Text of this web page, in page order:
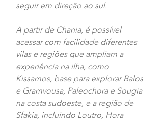
seguir em direção ao sul.
A partir de Chania, é possível
acessar com facilidade diferentes
vilas e regiões que ampliam a
experiência na ilha, como
Kissamos, base para explorar Balos
e Gramvousa, Paleochora e Sougia
na costa sudoeste, e a região de
Sfakia, incluindo Loutro, Hora